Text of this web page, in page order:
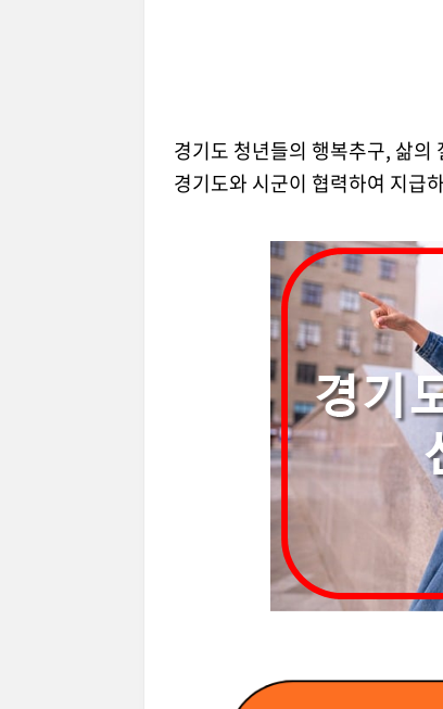
경기도 청년들의 행복추구, 삶의
경기도와 시군이 협력하여 지급